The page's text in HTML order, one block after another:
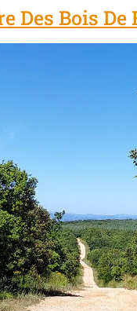
Des Bois De